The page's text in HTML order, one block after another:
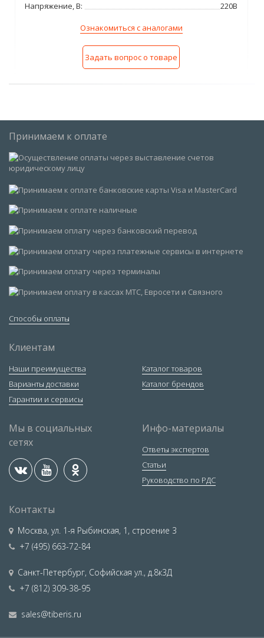
Напряжение, В:
220В
Ознакомиться с аналогами
Задать вопрос о товаре
Принимаем к оплате
Способы оплаты
Клиентам
Наши преимущества
Варианты доставки
Гарантии и сервисы
Каталог товаров
Каталог брендов
Мы в социальных
сетях
Инфо-материалы
Ответы экспертов
Статьи
Руководство по РДС
Контакты
Москва, ул. 1-я Рыбинская, 1, строение 3
+7 (495) 663-72-84
Санкт-Петербург, Софийская ул., д.8к3Д
+7 (812) 309-38-95
sales@tiberis.ru